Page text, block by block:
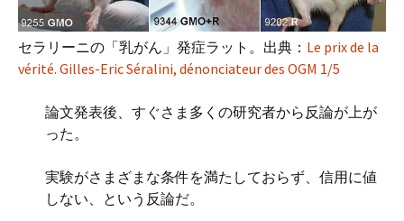
セラリーニの「乳がん」発症ラット。出典： Le prix de la
vérité. Gilles-Eric Séralini, dénonciateur des OGM 1/5
論文発表後、すぐさま多くの研究者から反論が上が
った。
実験がさまざまな条件を満たしておらず、信用に値
しない、という反論だ。